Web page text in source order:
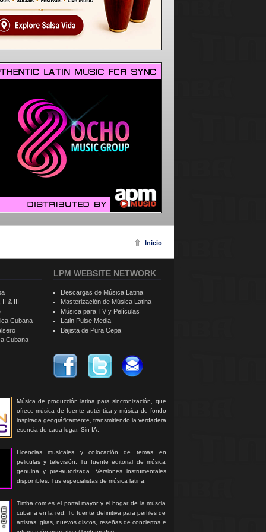
Inicio
Música de producción latina para sincronización, que
ofrece música de fuente auténtica y música de fondo
inspirada geográficamente, transmitiendo la verdadera
esencia de cada lugar. Sin IA.
Licencias musicales y colocación de temas en
peliculas y televisión. Tu fuente editorial de música
genuina y pre-autorizada. Versiones instrumentales
disponibles. Tus especialistas de música latina.
Timba.com es el portal mayor y el hogar de la múscia
cubana en la red. Tu fuente definitiva para perfiles de
artistas, giras, nuevos discos, reseñas de conciertos e
II & III
Cubana
Cubana
LPM WEBSITE NETWORK
Descargas de Música Latina
Masterización de Música Latina
Música para TV y Películas
Latin Pulse Media
Bajista de Pura Cepa